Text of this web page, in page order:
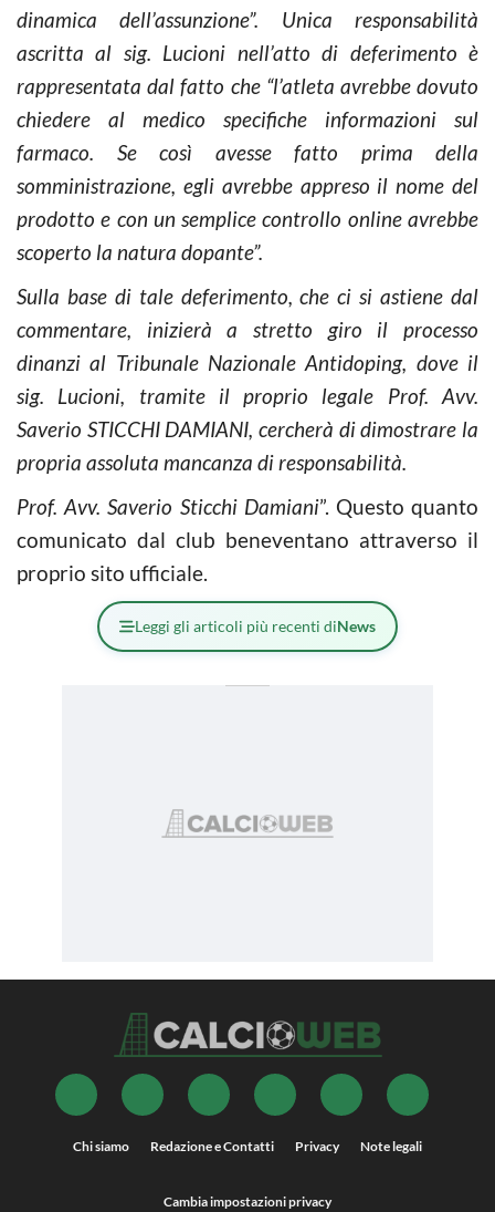
dinamica dell’assunzione”. Unica responsabilità
ascritta al sig. Lucioni nell’atto di deferimento è
rappresentata dal fatto che “l’atleta avrebbe dovuto
chiedere al medico specifiche informazioni sul
farmaco. Se così avesse fatto prima della
somministrazione, egli avrebbe appreso il nome del
prodotto e con un semplice controllo online avrebbe
scoperto la natura dopante”.
Sulla base di tale deferimento, che ci si astiene dal
commentare, inizierà a stretto giro il processo
dinanzi al Tribunale Nazionale Antidoping, dove il
sig. Lucioni, tramite il proprio legale Prof. Avv.
Saverio STICCHI DAMIANI, cercherà di dimostrare la
propria assoluta mancanza di responsabilità.
Prof. Avv. Saverio Sticchi Damiani”. Questo quanto
comunicato dal club beneventano attraverso il
proprio sito ufficiale.
Leggi gli articoli più recenti diNews
Chi siamo Redazione e Contatti Privacy Note legali
Cambia impostazioni privacy